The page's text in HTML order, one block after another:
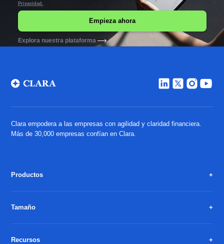
Privacidad.
Explora nuestra plataforma
Clara empodera a las empresas con agilidad y claridad financiera.
Más de 30,000 empresas confían en Clara.
Productos
Tamaño
Recursos